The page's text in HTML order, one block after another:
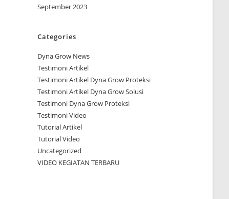
September 2023
Categories
Dyna Grow News
Testimoni Artikel
Testimoni Artikel Dyna Grow Proteksi
Testimoni Artikel Dyna Grow Solusi
Testimoni Dyna Grow Proteksi
Testimoni Video
Tutorial Artikel
Tutorial Video
Uncategorized
VIDEO KEGIATAN TERBARU